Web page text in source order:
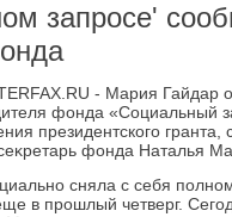
запросе'
- Мария Гайдар
фонда «Социальный
президентского
фонда Наталья
сняла с себя
в прошлый четверг.